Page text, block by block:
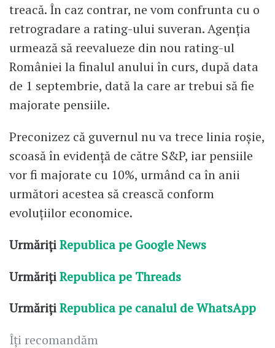
treacă. În caz contrar, ne vom confrunta cu o
retrogradare a rating-ului suveran. Agenția
urmează să reevalueze din nou rating-ul
României la finalul anului în curs, după data
de 1 septembrie, dată la care ar trebui să fie
majorate pensiile.
Preconizez că guvernul nu va trece linia roșie,
scoasă în evidență de către S&P, iar pensiile
vor fi majorate cu 10%, urmând ca în anii
următori acestea să crească conform
evoluțiilor economice.
UrmărițiRepublica pe Google News
UrmărițiRepublica pe Threads
UrmărițiRepublica pe canalul de WhatsApp
Îți recomandăm